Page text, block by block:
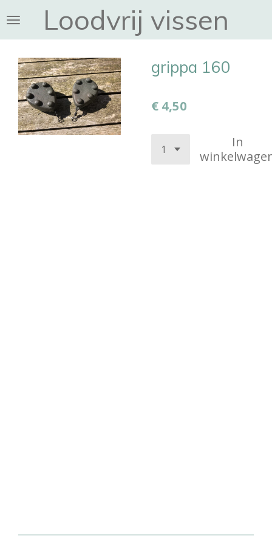
direct
naar
hoofdinhoud
Loodvrij vissen
grippa 160
€ 4,50
In